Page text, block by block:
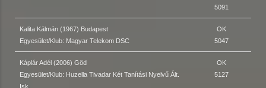
5091
Kalita Kálmán (1967) Budapest
Egyesület/Klub: Magyar Telekom DSC
OK
5047
Káplár Adél (2006) Göd
Egyesület/Klub: Huzella Tivadar Két Tanítási Nyelvű Ált.
Isk.
OK
5127